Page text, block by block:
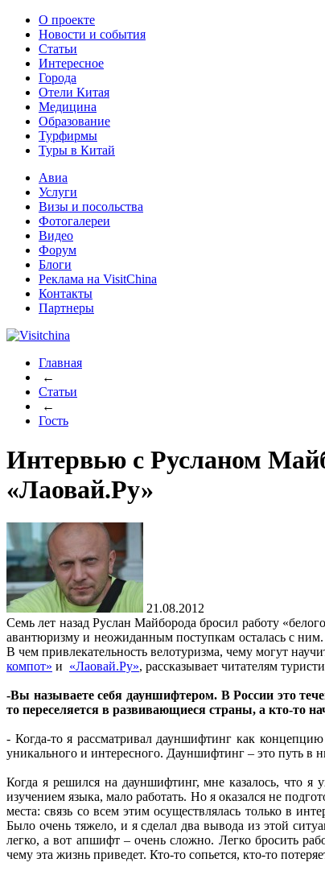
О проекте
Новости и события
Статьи
Интересное
Города
Отели Китая
Медицина
Образование
Турфирмы
Туры в Китай
Авиа
Услуги
Визы и посольства
Фотогалереи
Видео
Форум
Блоги
Реклама на VisitChina
Контакты
Партнеры
Главная
←
Статьи
←
Гость
Интервью с Русланом
«Лаовай.Ру»
21.08.2012
Семь лет назад Руслан Майборода бросил работу
авантюризму и неожиданным поступкам осталась с
В чем привлекательность велотуризма, чему могут
компот» и «Лаовай.Ру», рассказывает читателям
-Вы называете себя дауншифтером. В России это
то переселяется в развивающиеся страны, а кто-то
- Когда-то я рассматривал дауншифтинг как
уникального и интересного. Дауншифтинг – это путь в
Когда я решился на дауншифтинг, мне казалось, что я
изучением языка, мало работать. Но я оказался не
места: связь со всем этим осуществлялась только в
Было очень тяжело, и я сделал два вывода из этой
легко, а вот апшифт – очень сложно. Легко бросить
чему эта жизнь приведет. Кто-то сопьется, кто-то